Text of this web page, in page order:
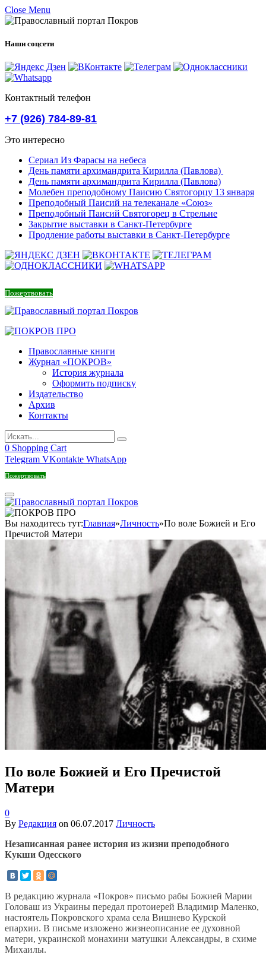
Close Menu
Наши соцсети
Контактный телефон
+7 (926) 784-89-81
Это интересно
Сериал Из Фарасы на небеса
День памяти архимандрита Кирилла (Павлова)
День памяти архимандрита Кирилла (Павлова)
Молебен преподобному Паисию Святогорцу 13 января
Преподобный Паисий на телеканале «Союз»
Преподобный Паисий Святогорец в Стрельне
Закрытие выставки в Санкт-Петербурге
Продление работы выставки в Санкт-Петербурге
Пожертвовать
Православные книги
Журнал «ПОКРОВ»
История журнала
Оформить подписку
Издательство
Архив
Контакты
0 Shopping Cart
Telegram VKontakte WhatsApp
Пожертвовать
Вы находитесь тут:Главная»Личность»По воле Божией и Его
Пречистой Матери
По воле Божией и Его Пречистой
Матери
0
By Редакция on 06.07.2017 Личность
Незаписанная ранее история из жизни преподобного
Кукши Одесского
В редакцию журнала «Покров» письмо рабы Божией Марии
Головаш из Украины передал протоиерей Владимир Маленко,
настоятель Покровского храма села Вишнево Курской
епархии. В письме изложено жизнеописание ее духовной
матери, украинской монахини матушки Александры, в схиме
Михаилы.